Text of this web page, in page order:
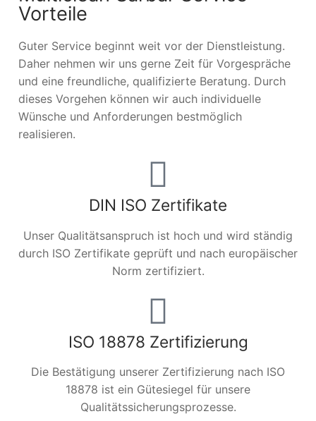
Vorteile
Guter Service beginnt weit vor der Dienstleistung.
Daher nehmen wir uns gerne Zeit für Vorgespräche
und eine freundliche, qualifizierte Beratung. Durch
dieses Vorgehen können wir auch individuelle
Wünsche und Anforderungen bestmöglich
realisieren.
DIN ISO Zertifikate
Unser Qualitätsanspruch ist hoch und wird ständig
durch ISO Zertifikate geprüft und nach europäischer
Norm zertifiziert.
ISO 18878 Zertifizierung
Die Bestätigung unserer Zertifizierung nach ISO
18878 ist ein Gütesiegel für unsere
Qualitätssicherungsprozesse.